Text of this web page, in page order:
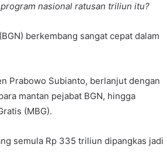
nasional ratusan triliun itu?
berkembang sangat cepat dalam
Prabowo Subianto, berlanjut dengan
mantan pejabat BGN, hingga
(MBG).
semula Rp 335 triliun dipangkas jadi